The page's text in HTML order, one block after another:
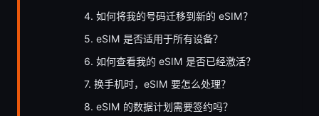
4. 如何将我的号码迁移到新的 eSIM？
5. eSIM 是否适用于所有设备？
6. 如何查看我的 eSIM 是否已经激活？
7. 换手机时，eSIM 要怎么处理？
8. eSIM 的数据计划需要签约吗？